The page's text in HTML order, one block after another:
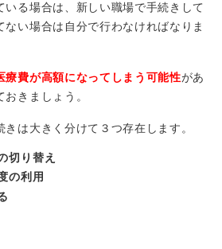
いる場合は、新しい職場で手続きして
ない場合は自分で行わなければなりま
療費が高額になってしまう可能性があ
きましょう。
は大きく分けて３つ存在します。
切り替え
の利用